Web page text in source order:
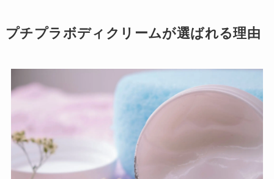
プチプラボディクリームが選ばれる理由